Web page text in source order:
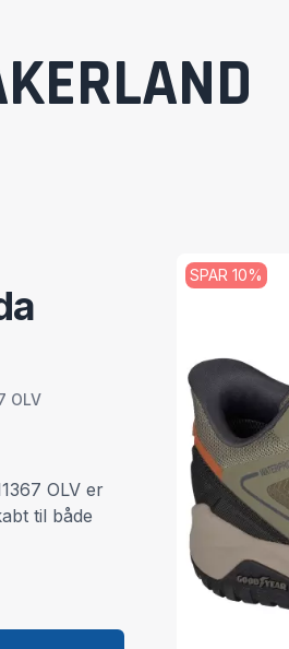
OLV
OLV er
til både
SPAR 10%